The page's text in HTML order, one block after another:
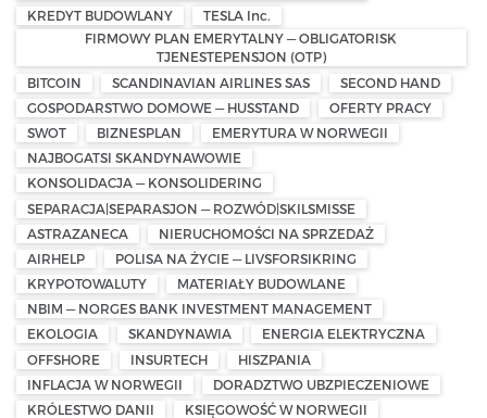
KREDYT BUDOWLANY
TESLA Inc.
FIRMOWY PLAN EMERYTALNY — OBLIGATORISK
TJENESTEPENSJON (OTP)
BITCOIN
SCANDINAVIAN AIRLINES SAS
SECOND HAND
GOSPODARSTWO DOMOWE — HUSSTAND
OFERTY PRACY
SWOT
BIZNESPLAN
EMERYTURA W NORWEGII
NAJBOGATSI SKANDYNAWOWIE
KONSOLIDACJA — KONSOLIDERING
SEPARACJA|SEPARASJON — ROZWÓD|SKILSMISSE
ASTRAZANECA
NIERUCHOMOŚCI NA SPRZEDAŻ
AIRHELP
POLISA NA ŻYCIE — LIVSFORSIKRING
KRYPOTOWALUTY
MATERIAŁY BUDOWLANE
NBIM — NORGES BANK INVESTMENT MANAGEMENT
EKOLOGIA
SKANDYNAWIA
ENERGIA ELEKTRYCZNA
OFFSHORE
INSURTECH
HISZPANIA
INFLACJA W NORWEGII
DORADZTWO UBZPIECZENIOWE
KRÓLESTWO DANII
KSIĘGOWOŚĆ W NORWEGII